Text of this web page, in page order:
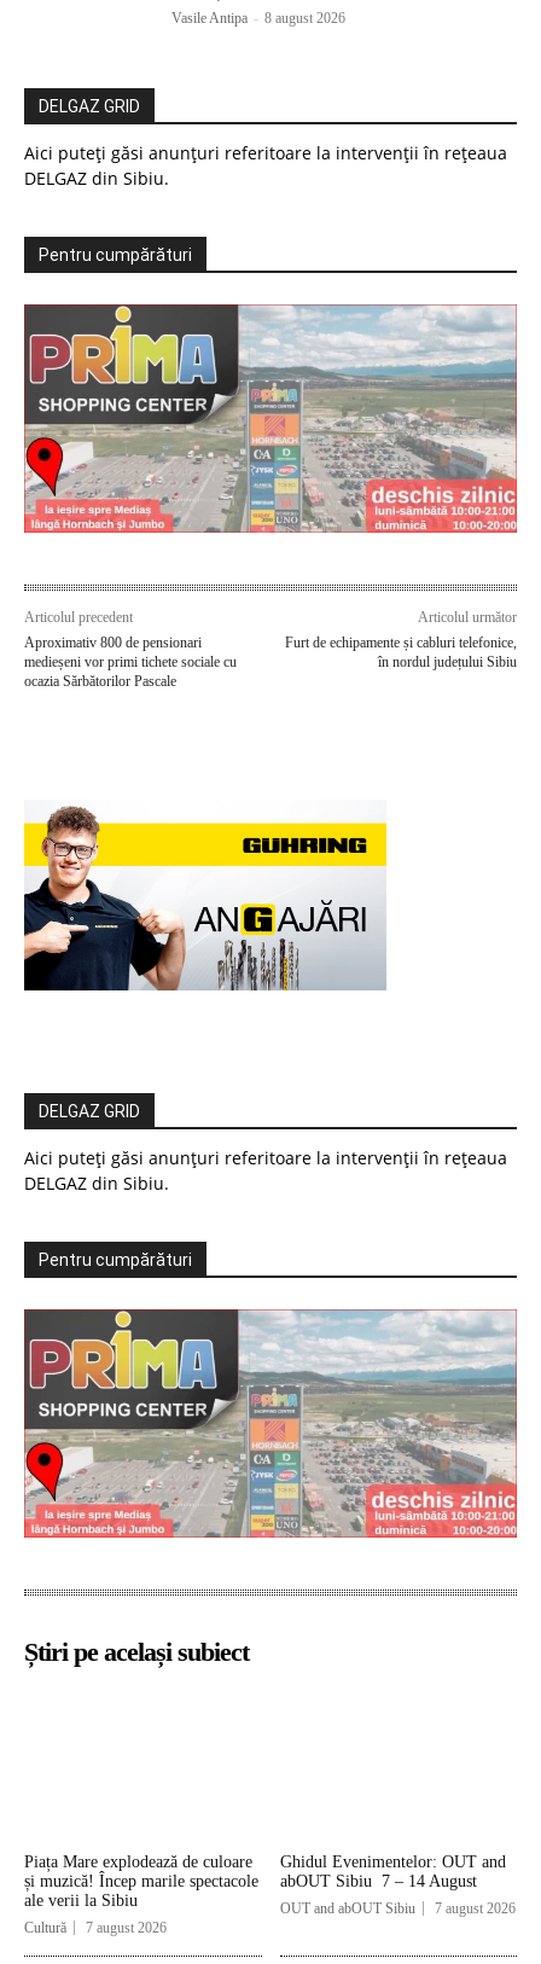
Vasile Antipa - 8 august 2026
DELGAZ GRID
Aici puteți găsi anunțuri referitoare la intervenții în rețeaua
DELGAZ din Sibiu.
Pentru cumpărături
Articolul precedent
Aproximativ 800 de pensionari
medieșeni vor primi tichete sociale cu
ocazia Sărbătorilor Pascale
Articolul următor
Furt de echipamente și cabluri telefonice,
în nordul județului Sibiu
DELGAZ GRID
Aici puteți găsi anunțuri referitoare la intervenții în rețeaua
DELGAZ din Sibiu.
Pentru cumpărături
Știri pe același subiect
Piața Mare explodează de culoare
și muzică! Încep marile spectacole
ale verii la Sibiu
Cultură 7 august 2026
Ghidul Evenimentelor: OUT and
abOUT Sibiu 7 – 14 August
OUT and abOUT Sibiu 7 august 2026